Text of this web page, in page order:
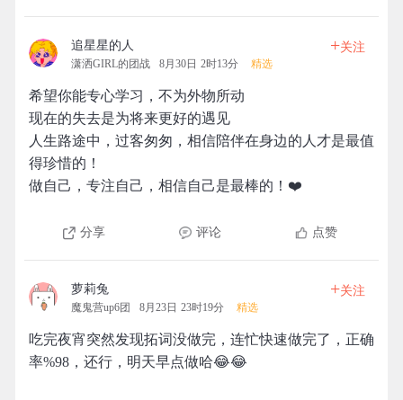
追星星的人
潇洒GIRL的团战 8月30日 2时13分 精选
+关注
希望你能专心学习，不为外物所动
现在的失去是为将来更好的遇见
人生路途中，过客匆匆，相信陪伴在身边的人才是最值
得珍惜的！
做自己，专注自己，相信自己是最棒的！❤️
分享 评论 点赞
萝莉兔
魔鬼营up6团 8月23日 23时19分 精选
+关注
吃完夜宵突然发现拓词没做完，连忙快速做完了，正确
率%98，还行，明天早点做哈😂😂